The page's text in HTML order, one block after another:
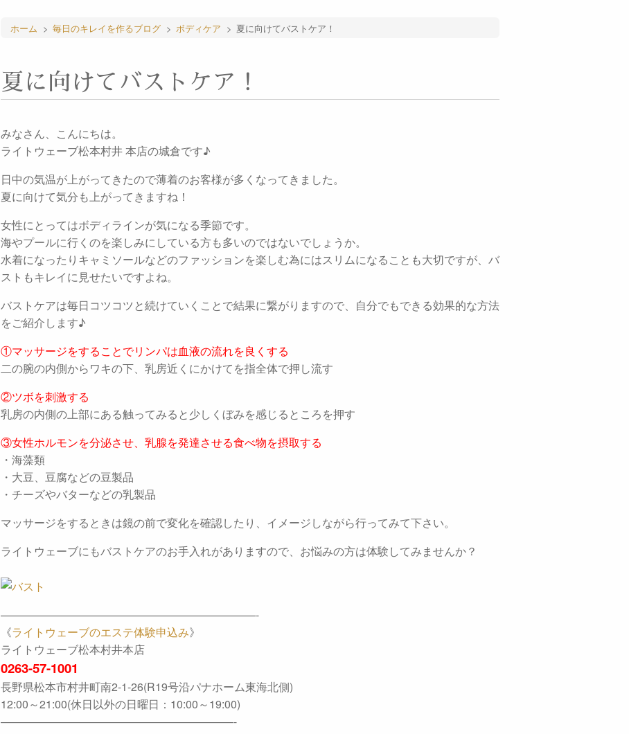
ホーム > 毎日のキレイを作るブログ > ボディケア > 夏に向けてバストケア！
夏に向けてバストケア！
みなさん、こんにちは。
ライトウェーブ松本村井 本店の城倉です♪
日中の気温が上がってきたので薄着のお客様が多くなってきました。
夏に向けて気分も上がってきますね！
女性にとってはボディラインが気になる季節です。
海やプールに行くのを楽しみにしている方も多いのではないでしょうか。
水着になったりキャミソールなどのファッションを楽しむ為にはスリムになることも大切ですが、バ
ストもキレイに見せたいですよね。
バストケアは毎日コツコツと続けていくことで結果に繋がりますので、自分でもできる効果的な方法
をご紹介します♪
①マッサージをすることでリンパは血液の流れを良くする
二の腕の内側からワキの下、乳房近くにかけてを指全体で押し流す
②ツボを刺激する
乳房の内側の上部にある触ってみると少しくぼみを感じるところを押す
③女性ホルモンを分泌させ、乳腺を発達させる食べ物を摂取する
・海藻類
・大豆、豆腐などの豆製品
・チーズやバターなどの乳製品
マッサージをするときは鏡の前で変化を確認したり、イメージしながら行ってみて下さい。
ライトウェーブにもバストケアのお手入れがありますので、お悩みの方は体験してみませんか？
———————————————————————-
《ライトウェーブのエステ体験申込み》
ライトウェーブ松本村井本店
0263-57-1001
長野県松本市村井町南2-1-26(R19号沿パナホーム東海北側)
12:00～21:00(休日以外の日曜日：10:00～19:00)
—————————————————————-